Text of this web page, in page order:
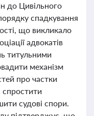
до Цивільного
спадкування
що викликало
адвокатів
титульними
механізм
про частки
спростити
судові спори.